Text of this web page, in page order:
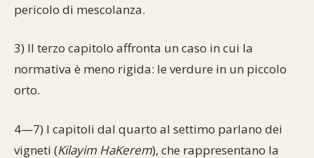
pericolo di mescolanza.
3) Il terzo capitolo affronta un caso in cui la
normativa è meno rigida: le verdure in un piccolo
orto.
4—7) I capitoli dal quarto al settimo parlano dei
vigneti (Kilayim HaKerem), che rappresentano la